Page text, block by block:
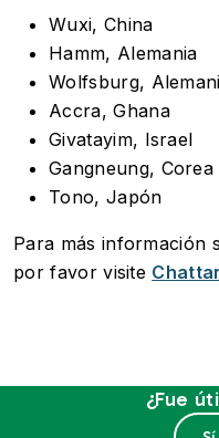
Wuxi, China
Hamm, Alemania
Wolfsburg,
Accra, Ghana
Givatayim, Israel
Gangneung, Corea
Tono, Japón
Para más información
por favor visite
¿Fue